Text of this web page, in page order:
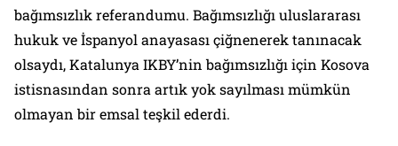
bağımsızlık referandumu. Bağımsızlığı uluslararası
hukuk ve İspanyol anayasası çiğnenerek tanınacak
olsaydı, Katalunya IKBY’nin bağımsızlığı için Kosova
istisnasından sonra artık yok sayılması mümkün
olmayan bir emsal teşkil ederdi.